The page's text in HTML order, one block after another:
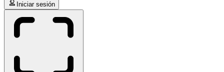
Iniciar sesión